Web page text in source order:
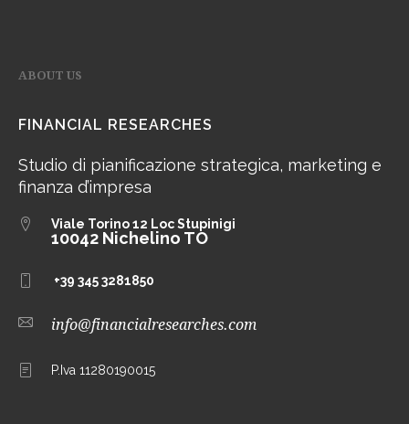
ABOUT US
FINANCIAL RESEARCHES
Studio di pianificazione strategica, marketing e
finanza d’impresa
Viale Torino 12 Loc Stupinigi
10042 Nichelino TO
+39 345 3281850
info@financialresearches.com
P.Iva 11280190015